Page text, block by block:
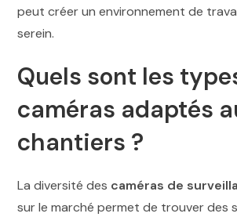
peut créer un environnement de
serein.
Quels sont les
caméras adaptés
chantiers ?
La diversité des caméras de
sur le marché permet de trouver des